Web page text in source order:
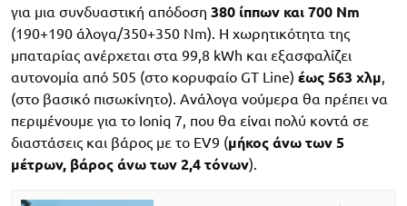
για μια συνδυαστική απόδοση 380 ίππων και 700 Nm
(190+190 άλογα/350+350 Nm). Η χωρητικότητα της
μπαταρίας ανέρχεται στα 99,8 kWh και εξασφαλίζει
αυτονομία από 505 (στο κορυφαίο GT Line) έως 563 χλμ,
(στο βασικό πισωκίνητο). Ανάλογα νούμερα θα πρέπει να
περιμένουμε για το Ioniq 7, που θα είναι πολύ κοντά σε
διαστάσεις και βάρος με το EV9 (μήκος άνω των 5
μέτρων, βάρος άνω των 2,4 τόνων).